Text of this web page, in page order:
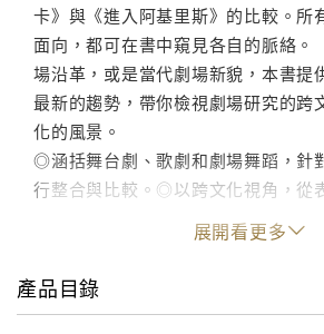
卡》與《進入阿基里斯》的比較。所
面向，都可在書中窺見各自的脈
場沿革，或是當代劇場新貌，本書提
最新的趨勢，帶你檢視劇場研究的跨
化的風景。
◎涵括舞台劇、歌劇和劇場舞蹈，針
行整合與比較。◎以跨文化視角，從
空間等基本元素出發，瀏覽劇場與表
結合劇場理論、編史學、文本與表演
考。◎以引導學生進入劇場研究的世
場學多樣化的課程需求。◎架構完整
展開看更多
產品目錄